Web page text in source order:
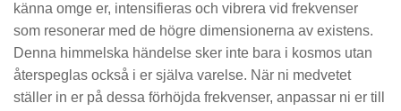
känna omge er, intensifieras och vibrera vid frekvenser
som resonerar med de högre dimensionerna av existens.
Denna himmelska händelse sker inte bara i kosmos utan
återspeglas också i er själva varelse. När ni medvetet
ställer in er på dessa förhöjda frekvenser, anpassar ni er till